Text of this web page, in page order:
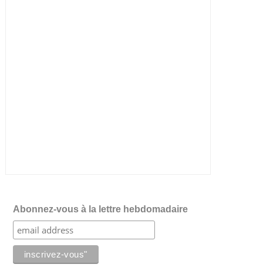
Abonnez-vous à la lettre hebdomadaire